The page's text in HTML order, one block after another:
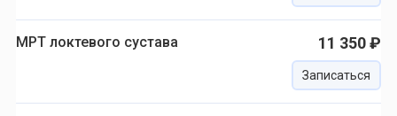
МРТ локтевого сустава 11 350 ₽
Записаться